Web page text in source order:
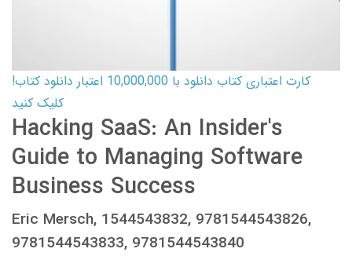
کارت اعتباری کتاب دانلود با 10,000,000 اعتبار دانلود کتاب!
کلیک کنید
Hacking SaaS: An Insider's
Guide to Managing Software
Business Success
Eric Mersch, 1544543832, 9781544543826,
9781544543833, 9781544543840